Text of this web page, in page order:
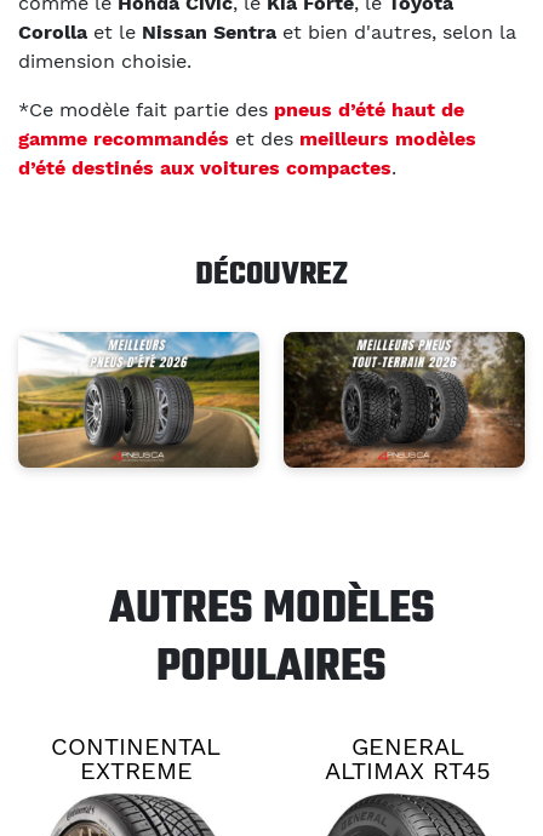
Corollaet le Nissan Sentraet bien d'autres, selon la
dimension choisie.
*Ce modèle fait partie des pneus d’été haut de
gamme recommandés et des meilleurs modèles
d’été destinés aux voitures compactes.
DÉCOUVREZ
AUTRES MODÈLES
POPULAIRES
CONTINENTAL
EXTREME
CONTACT DWS06
PLUS
GENERAL
ALTIMAX RT45